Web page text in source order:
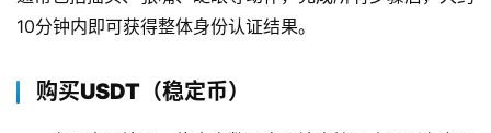
10分钟内即可获得整体身份认证结果。
购买USDT（稳定币）